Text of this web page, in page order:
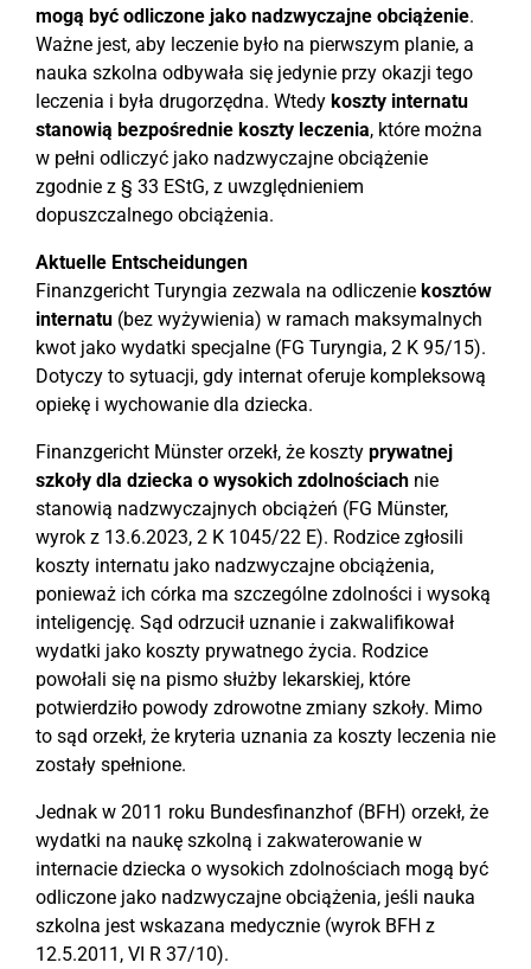
mogą być odliczone jako nadzwyczajne obciążenie.
Ważne jest, aby leczenie było na pierwszym planie, a
nauka szkolna odbywała się jedynie przy okazji tego
leczenia i była drugorzędna. Wtedy koszty internatu
stanowią bezpośrednie koszty leczenia, które można
w pełni odliczyć jako nadzwyczajne obciążenie
zgodnie z § 33 EStG, z uwzględnieniem
dopuszczalnego obciążenia.
Aktuelle Entscheidungen
Finanzgericht Turyngia zezwala na odliczenie kosztów
internatu (bez wyżywienia) w ramach maksymalnych
kwot jako wydatki specjalne (FG Turyngia, 2 K 95/15).
Dotyczy to sytuacji, gdy internat oferuje kompleksową
opiekę i wychowanie dla dziecka.
Finanzgericht Münster orzekł, że koszty prywatnej
szkoły dla dziecka o wysokich zdolnościach nie
stanowią nadzwyczajnych obciążeń (FG Münster,
wyrok z 13.6.2023, 2 K 1045/22 E). Rodzice zgłosili
koszty internatu jako nadzwyczajne obciążenia,
ponieważ ich córka ma szczególne zdolności i wysoką
inteligencję. Sąd odrzucił uznanie i zakwalifikował
wydatki jako koszty prywatnego życia. Rodzice
powołali się na pismo służby lekarskiej, które
potwierdziło powody zdrowotne zmiany szkoły. Mimo
to sąd orzekł, że kryteria uznania za koszty leczenia nie
zostały spełnione.
Jednak w 2011 roku Bundesfinanzhof (BFH) orzekł, że
wydatki na naukę szkolną i zakwaterowanie w
internacie dziecka o wysokich zdolnościach mogą być
odliczone jako nadzwyczajne obciążenia, jeśli nauka
szkolna jest wskazana medycznie (wyrok BFH z
12.5.2011, VI R 37/10).